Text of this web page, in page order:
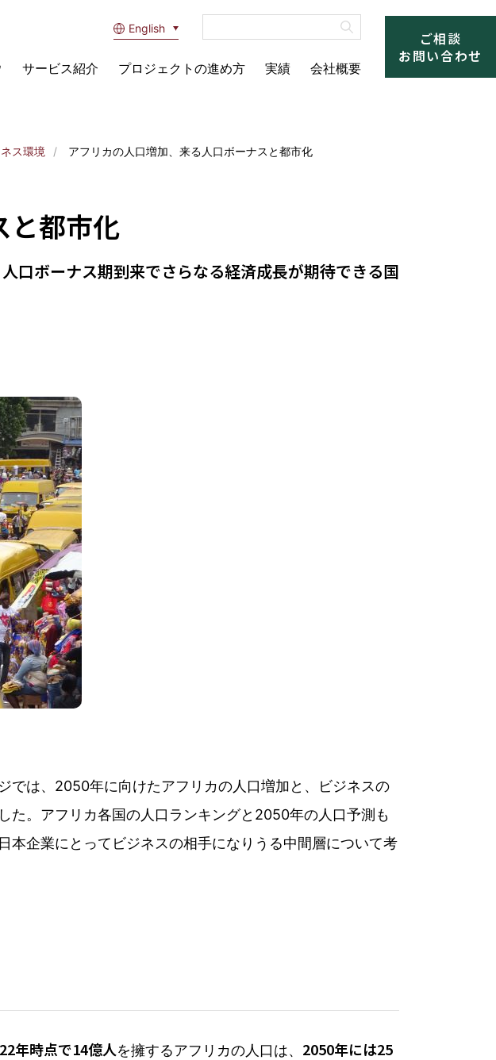
English
サービス紹介 プロジェクトの進め方 実績 会社概要
ご相談
お問い合わせ
ス環境 アフリカの人口増加、来る人口ボーナスと都市化
と都市化
口ボーナス期到来でさらなる経済成長が期待できる国
では、2050年に向けたアフリカの人口増加と、ビジネスの
た。アフリカ各国の人口ランキングと2050年の人口予測も
本企業にとってビジネスの相手になりうる中間層について考
年時点で14億人を擁するアフリカの人口は、 2050年には25